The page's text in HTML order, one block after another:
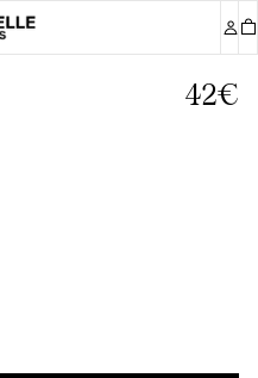
42€